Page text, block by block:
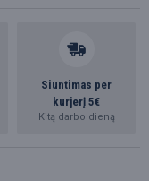
Siuntimas per
kurjerį 5€
Kitą darbo dieną